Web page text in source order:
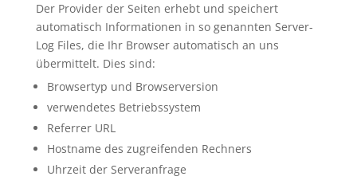
Der Provider der Seiten erhebt und speichert
automatisch Informationen in so genannten Server-
Log Files, die Ihr Browser automatisch an uns
übermittelt. Dies sind:
Browsertyp und Browserversion
verwendetes Betriebssystem
Referrer URL
Hostname des zugreifenden Rechners
Uhrzeit der Serveranfrage